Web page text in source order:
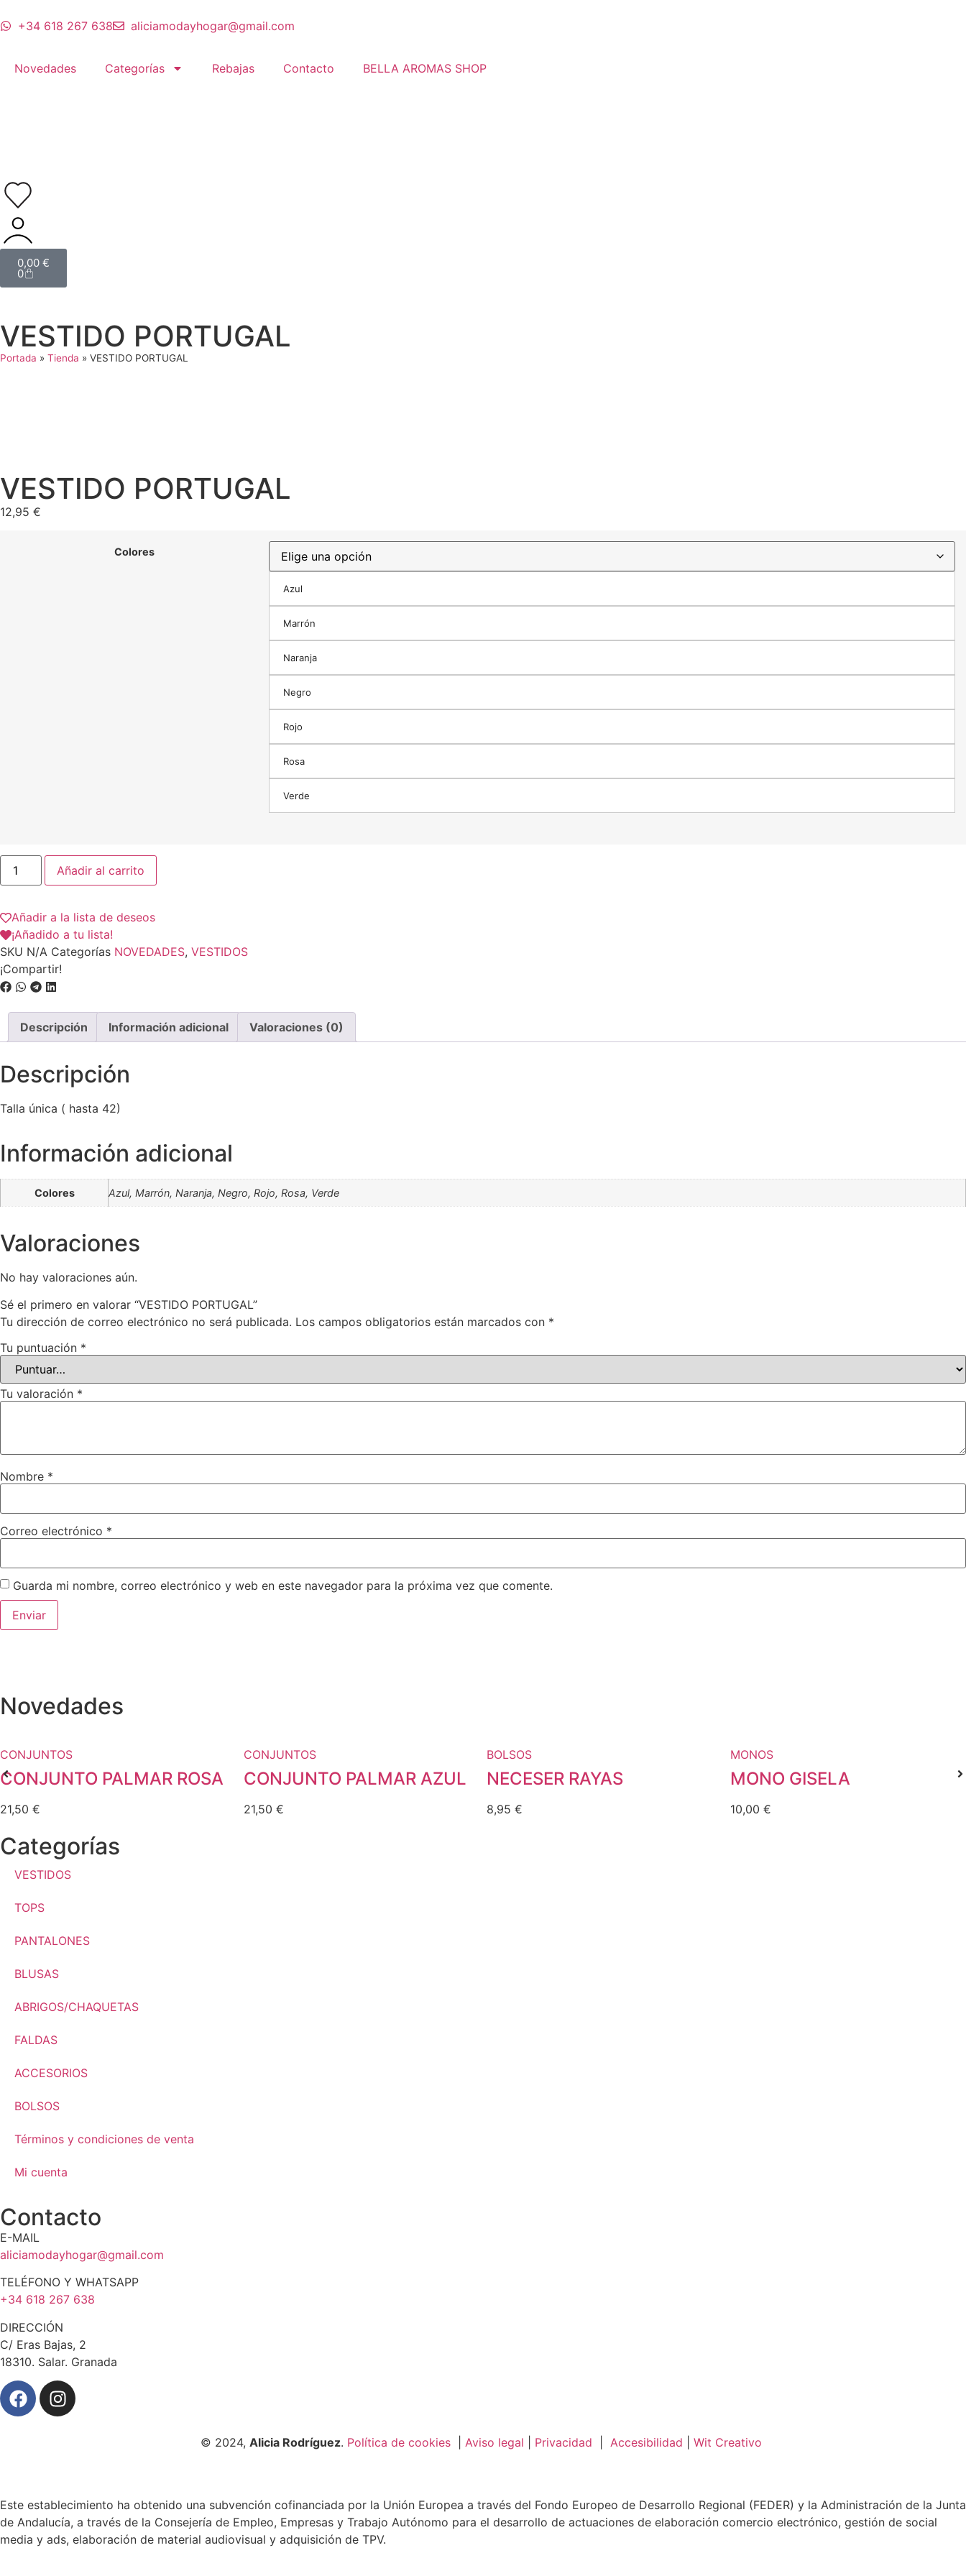
+34 618 267 638 aliciamodayhogar@gmail.com
Novedades Categorías Rebajas Contacto BELLA AROMAS SHOP
0,00 €
0
VESTIDO PORTUGAL
Portada » Tienda » VESTIDO PORTUGAL
VESTIDO PORTUGAL
12,95 €
Colores
Azul
Marrón
Naranja
Negro
Rojo
Rosa
Verde
Añadir al carrito
Añadir a la lista de deseos
¡Añadido a tu lista!
SKU N/A Categorías NOVEDADES, VESTIDOS
¡Compartir!
Descripción Información adicional Valoraciones (0)
Descripción
Talla única ( hasta 42)
Información adicional
Colores Azul, Marrón, Naranja, Negro, Rojo, Rosa, Verde
Valoraciones
No hay valoraciones aún.
Sé el primero en valorar “VESTIDO PORTUGAL”
Tu dirección de correo electrónico no será publicada. Los campos obligatorios están marcados con *
Tu puntuación *
Tu valoración *
Nombre *
Correo electrónico *
Guarda mi nombre, correo electrónico y web en este navegador para la próxima vez que comente.
Novedades
CONJUNTOS
CONJUNTO PALMAR ROSA
21,50 €
CONJUNTOS
CONJUNTO PALMAR AZUL
21,50 €
BOLSOS
NECESER RAYAS
8,95 €
MONOS
MONO GISELA
10,00 €
Categorías
VESTIDOS
TOPS
PANTALONES
BLUSAS
ABRIGOS/CHAQUETAS
FALDAS
ACCESORIOS
BOLSOS
Términos y condiciones de venta
Mi cuenta
Contacto
E-MAIL
aliciamodayhogar@gmail.com
TELÉFONO Y WHATSAPP
+34 618 267 638
DIRECCIÓN
C/ Eras Bajas, 2
18310. Salar. Granada
© 2024, Alicia Rodríguez. Política de cookies Aviso legal Privacidad Accesibilidad Wit Creativo
Este establecimiento ha obtenido una subvención cofinanciada por la Unión Europea a través del Fondo Europeo de Desarrollo Regional (FEDER) y la Administración de la Junta
de Andalucía, a través de la Consejería de Empleo, Empresas y Trabajo Autónomo para el desarrollo de actuaciones de elaboración comercio electrónico, gestión de social
media y ads, elaboración de material audiovisual y adquisición de TPV.